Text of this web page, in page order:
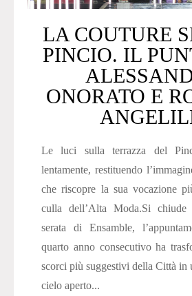
LA COUTURE
PINCIO. IL
ONORATO E
Le luci sulla terrazza del
lentamente, restituendo
che riscopre la sua vocazione
culla dell’Alta Moda.Si chiude
serata di Ensamble,
quarto anno consecutivo ha
scorci più suggestivi della Città in
cielo aperto...